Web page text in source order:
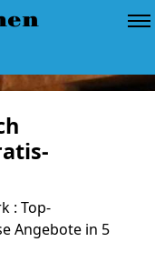
: Top-
Angebote in 5